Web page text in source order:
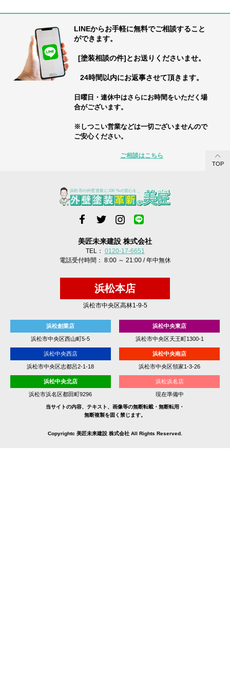
LINEからお手軽に無料でご相談すること
ができます。
[塗装相談の件]とお送りくださいませ。
24時間以内にお返事させて頂きます。
日曜日・連休中はさらにお時間をいただく場
合がございます。
※しつこい営業などは一切ございませんので
ご安心ください。
ご相談はこちら
TOP
美匠未来建設 株式会社
TEL： 0120-17-6651
電話受付時間： 8:00 ～ 21:00 / 年中無休
浜松本店
浜松市中央区高林1-9-5
浜松創業店
浜松市中央区西山町5-5
浜松中央東店
浜松市中央区天王町1300-1
浜松中央西店
浜松市中央区志都呂2-1-18
浜松中央南店
浜松市中央区領家1-3-26
浜松中央北店
浜松市浜名区都田町9296
浜松浜名店
現在準備中
当サイトの内容、テキスト、画像等の無断転載・無断転用・
無断複製を固く禁じます。
Copyrightc 美匠未来建設 株式会社 All Rights Reserved.